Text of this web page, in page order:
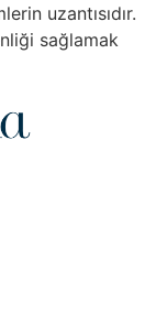
uzantısıdır.
sağlamak